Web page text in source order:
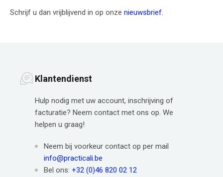
Schrijf u dan vrijblijvend in op onze nieuwsbrief.
Klantendienst
Hulp nodig met uw account, inschrijving of
facturatie? Neem contact met ons op. We
helpen u graag!
Neem bij voorkeur contact op per mail
info@practicali.be
Bel ons: +32 (0)46 820 02 12